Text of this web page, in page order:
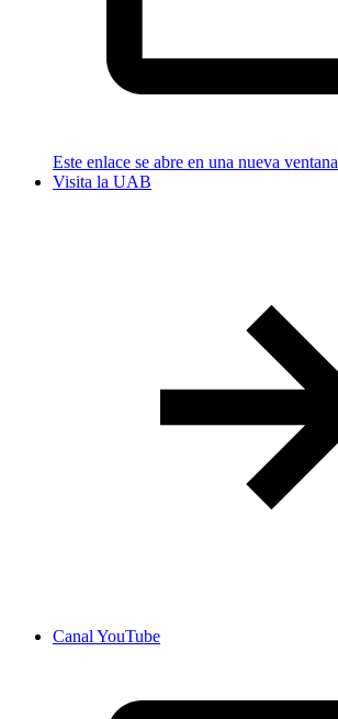
Este enlace se abre en una nueva ventana
Visita la UAB
Canal YouTube